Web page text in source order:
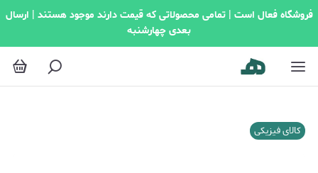
فروشگاه فعال است | تمامی محصولاتی که قیمت دارند موجود هستند | ارسال
بعدی چهارشنبه
کالای فیزیکی